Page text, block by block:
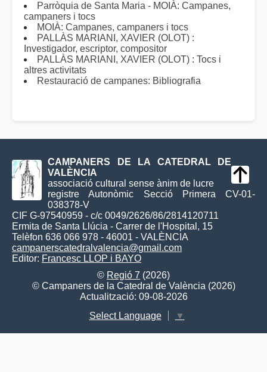
Parròquia de Santa Maria - MOIÀ: Campanes,
campaners i tocs
MOIÀ: Campanes, campaners i tocs
PALLÀS MARIANI, XAVIER (OLOT) :
Investigador, escriptor, compositor
PALLÀS MARIANI, XAVIER (OLOT) : Tocs i
altres activitats
Restauració de campanes: Bibliografia
CAMPANERS DE LA CATEDRAL DE
VALÈNCIA
associació cultural sense ànim de lucre
registre Autonòmic Secció Primera CV-01-
038378-V
CIF G-97540959 - c/c 0049/2626/86/2814120711
Ermita de Santa Llúcia - Carrer de l'Hospital, 15
Telèfon 636 066 978 - 46001 - VALÈNCIA
campanerscatedralvalencia@gmail.com
Editor: Francesc LLOP i BAYO
© Regió 7 (2026)
© Campaners de la Catedral de València (2026)
Actualització: 09-08-2026
Select Language
▼